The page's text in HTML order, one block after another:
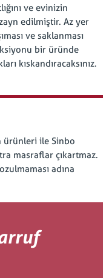
ve evinizin
edilmiştir. Az yer
ve saklanması
bir üründe
kıskandıracaksınız.
ürünleri ile Sinbo
masraflar çıkartmaz.
adına